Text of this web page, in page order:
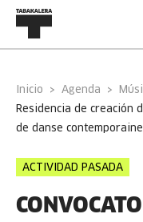
Inicio Agenda
residencia de creación de danza contemporánea en la ecole
de danse
ACTIVIDAD PASADA